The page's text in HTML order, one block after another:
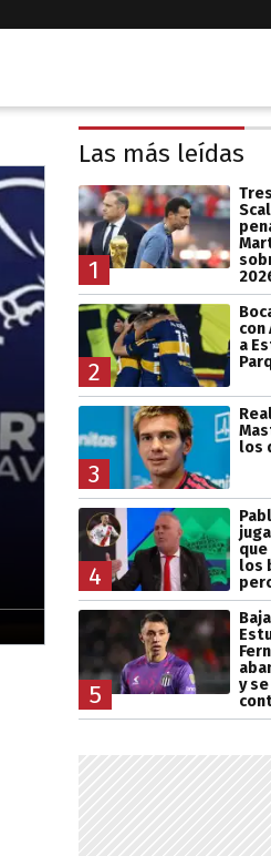
Las más leídas
1
2
con
a
3
los
4
los
5
y